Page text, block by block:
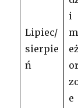
Lipiec/
sierpie
ń
i
e